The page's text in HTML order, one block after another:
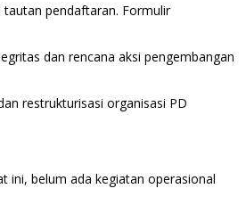
tautan pendaftaran. Formulir
dan rencana aksi pengembangan
restrukturisasi organisasi PD
ini, belum ada kegiatan operasional